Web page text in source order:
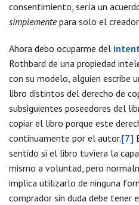
consentimiento, sería un
simplementepara solo el creador.
Ahora debo ocuparme del
Rothbard de una propiedad
con su modelo, alguien escribe
libro distintos del derecho de
subsiguientes poseedores del
copiar el libro porque este
continuamente por el autor.[7]
sentido si el libro tuviera la
mismo a voluntad, pero
implica utilizarlo de ninguna
comprador sin duda debe tener